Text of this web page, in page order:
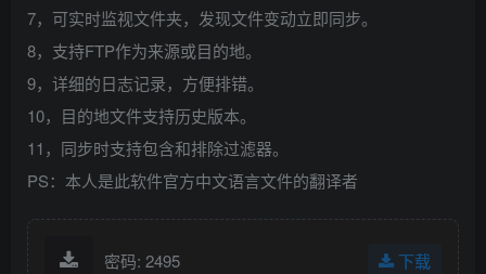
7，可实时监视文件夹，发现文件变动立即同步。
8，支持FTP作为来源或目的地。
9，详细的日志记录，方便排错。
10，目的地文件支持历史版本。
11，同步时支持包含和排除过滤器。
PS：本人是此软件官方中文语言文件的翻译者
密码: 2495 下载